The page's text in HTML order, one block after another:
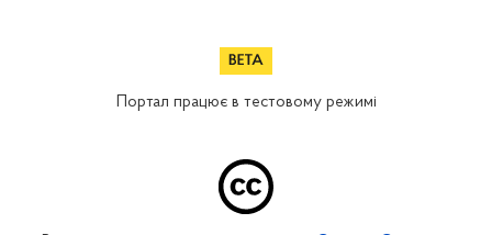
Портал працює в тестовому режимі